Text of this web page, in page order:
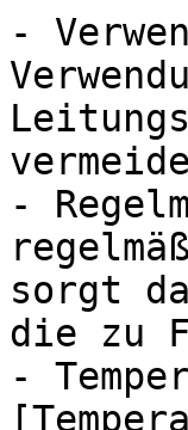
-
-
sorgt
die zu
-